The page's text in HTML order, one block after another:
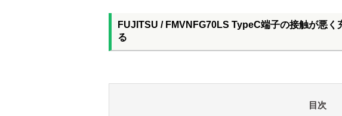
FUJITSU / FMVNFG70LS TypeC端子の接触が悪
る
目次